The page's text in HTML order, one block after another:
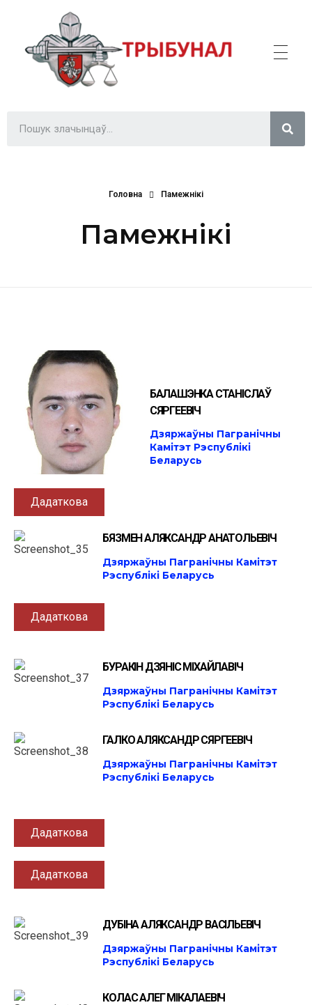
Головна Памежнікі
Памежнікі
БАЛАШЭНКА СТАНІСЛАЎ
СЯРГЕЕВІЧ
Дзяржаўны Пагранічны
Камітэт Рэспублікі
Беларусь
Дадаткова
БЯЗМЕН АЛЯКСАНДР АНАТОЛЬЕВІЧ
Дзяржаўны Пагранічны Камітэт
Рэспублікі Беларусь
Дадаткова
БУРАКІН ДЗЯНІС МІХАЙЛАВІЧ
Дзяржаўны Пагранічны Камітэт
Рэспублікі Беларусь
ГАЛКО АЛЯКСАНДР СЯРГЕЕВІЧ
Дзяржаўны Пагранічны Камітэт
Рэспублікі Беларусь
Дадаткова
Дадаткова
ДУБІНА АЛЯКСАНДР ВАСІЛЬЕВІЧ
Дзяржаўны Пагранічны Камітэт
Рэспублікі Беларусь
КОЛАС АЛЕГ МІКАЛАЕВІЧ